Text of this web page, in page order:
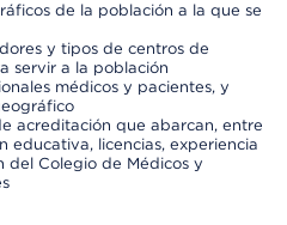
de la población a la que se
y tipos de centros de
servir a la población
médicos y pacientes, y
acreditación que abarcan, entre
educativa, licencias, experiencia
del Colegio de Médicos y